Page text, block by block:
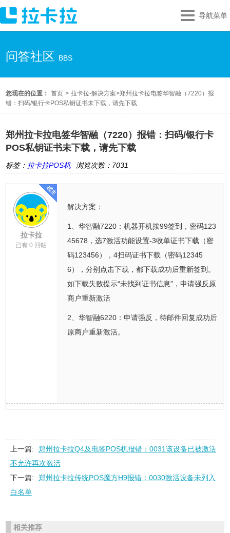
导航菜单
问答社区 BBS
您现在的位置： 首页 > 拉卡拉-解决方案>郑州拉卡拉电签华智融（7220）报
错：扫码/银行卡POS私钥证书未下载，请先下载
郑州拉卡拉电签华智融（7220）报错：扫码/银行卡
POS私钥证书未下载，请先下载
标签： 拉卡拉POS机 浏览次数：7031
拉卡拉
已有 0 回帖
解决方案：
1、华智融7220：机器开机按99签到，密码123
45678，选7激活功能设置-3收单证书下载（密
码123456），4扫码证书下载（密码12345
6），分别点击下载，都下载成功后重新签到。
如下载失败提示“未找到证书信息”，申请强反原
商户重新激活
2、华智融6220：申请强反，待邮件回复成功后
原商户重新激活。
上一篇:
郑州拉卡拉Q4及电签POS机报错：0031该设备已被激活
不允许再次激活
下一篇:
郑州拉卡拉传统POS魔方H9报错：0030激活设备未列入
白名单
相关推荐